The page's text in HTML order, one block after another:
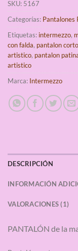
SKU: 5167
Categorías: Pantalones
Etiquetas: intermezzo,
con falda, pantalon
artistico, pantalon
artistico
Marca: Intermezzo
DESCRIPCIÓN
INFORMACIÓN
VALORACIONES (1)
PANTALÓN de la